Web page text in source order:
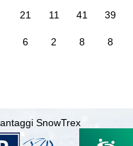
21 11 41 39
6 2 8 8
SnowTrex